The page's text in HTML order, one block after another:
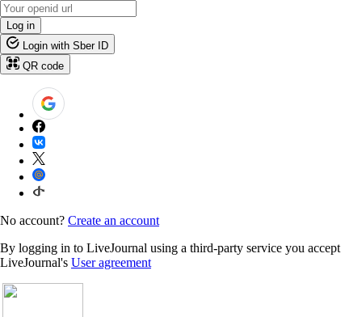
Log in
Login with Sber ID
QR code
No account? Create an account
By logging in to LiveJournal using a third-party service you accept
LiveJournal's User agreement